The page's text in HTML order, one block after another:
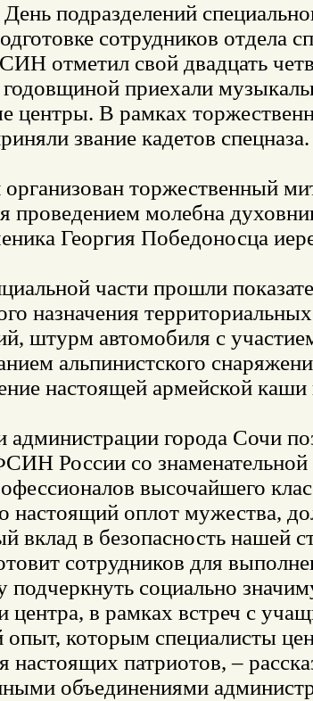
День подразделений
сотрудников отдела
отметил свой двадцать
годовщиной приехали
центры. В рамках
звание кадетов спецназа.
торжественный
проведением молебна
Георгия Победоносца
части прошли
назначения
штурм автомобиля с
альпинистского
настоящей армейской каши
города Сочи
России со
высочайшего
настоящий оплот мужества,
вклад в безопасность нашей
сотрудников для
подчеркнуть социально
центра, в рамках встреч с
которым специалисты
настоящих патриотов, –
объединениями